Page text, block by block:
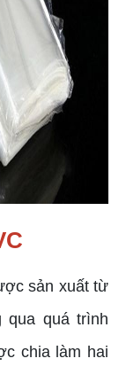
sản xuất từ
qua quá trình
chia làm hai